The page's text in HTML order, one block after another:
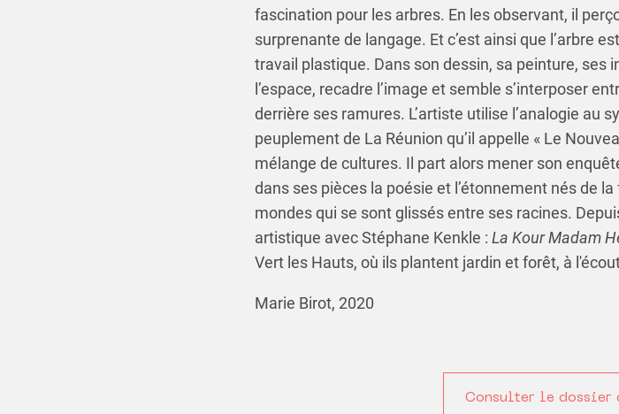
fascination pour les arbres. En les observant, il
surprenante de langage. Et c’est ainsi que l’arbre
travail plastique. Dans son dessin, sa peinture, ses
l’espace, recadre l’image et semble s’interposer
derrière ses ramures. L’artiste utilise l’analogie au
peuplement de La Réunion qu’il appelle « Le
mélange de cultures. Il part alors mener son
dans ses pièces la poésie et l’étonnement nés de
mondes qui se sont glissés entre ses racines.
artistique avec Stéphane Kenkle : La Kour Madam
Vert les Hauts, où ils plantent jardin et forêt, à
Marie Birot, 2020
Consulter le